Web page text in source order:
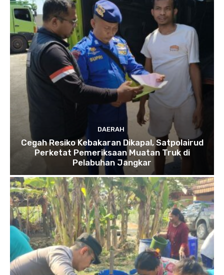
DAERAH
Cegah Resiko Kebakaran Dikapal, Satpolairud
Perketat Pemeriksaan Muatan Truk di
Pelabuhan Jangkar